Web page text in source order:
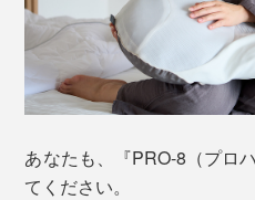
あなたも、『PRO-8（プロ
てください。